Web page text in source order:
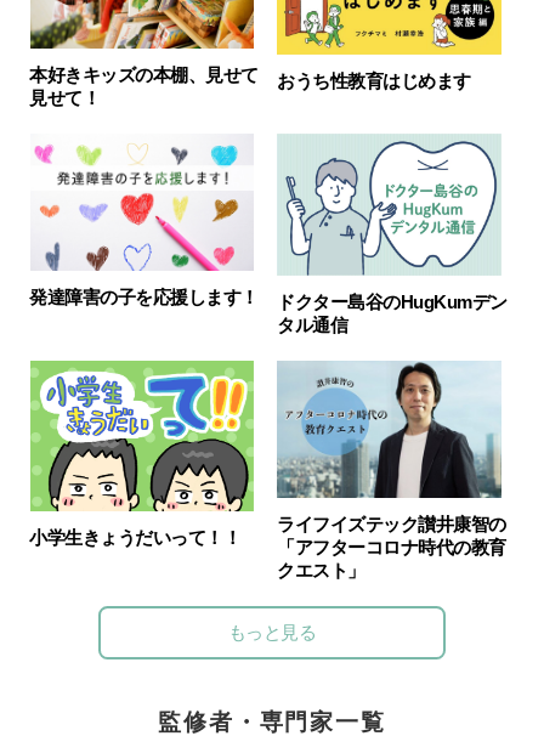
本好きキッズの本棚、見せて
見せて！
おうち性教育はじめます
発達障害の子を応援します！
ドクター島谷のHugKumデン
タル通信
小学生きょうだいって！！
ライフイズテック讃井康智の
「アフターコロナ時代の教育
クエスト」
もっと見る
監修者・専門家一覧